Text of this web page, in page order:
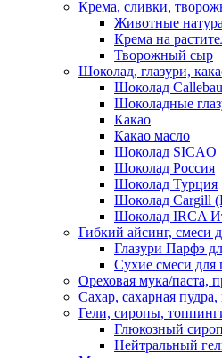
Крема, сливки,
Животные
Крема на
Творожный сыр
Шоколад, глазури,
Шоколад
Шоколадные
Какао
Какао масло
Шоколад SICAO
Шоколад Россия
Шоколад Турция
Шоколад Cargill
Шоколад IRCA
Гибкий айсинг, смеси
Глазури Парфэ
Сухие смеси для
Ореховая мука/паста,
Сахар, сахарная пудра,
Гели, сиропы,
Глюкозный сироп
Нейтральный